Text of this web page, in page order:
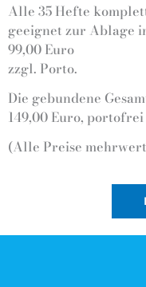
Alle 35 Hefte
geeignet zur Ablage
99,00 Euro
zzgl. Porto.
Die gebundene
149,00 Euro,
(Alle Preise